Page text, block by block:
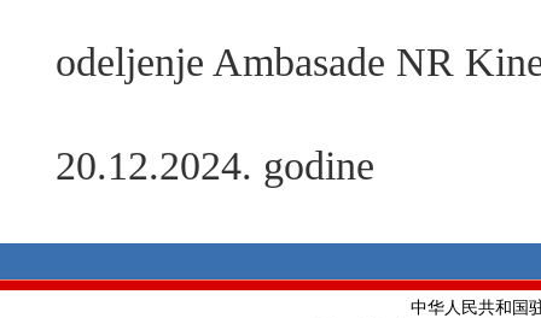
odeljenje Ambasade NR
20.12.2024. godine
中华人民共和国